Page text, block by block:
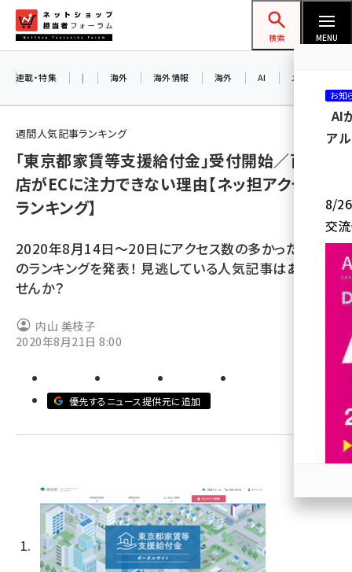
ン
ネットショップ担当者フォーラム
検索 MENU
amazon (2259)
yahoo (1908)
ecbeing (1211)
アスクル (1122)
base (1083)
ビィ・フォアード (778)
revico (744)
連載・特集 | 海外 海外情報 海外 AI メタバース
週間人気記事ランキング
「東京都家賃等支援給付金」受付開始／百貨
店がECに注力できない理由【ネッ担アクセス
ランキング】
2020年8月14日～20日にアクセス数の多かった記事
のランキングを発表！ 見逃している人気記事はありま
せんか？
内山 美枝子
2020年8月21日 8:00
優先するニュース提供元に追加
お知
AI
ア
8/26
交
参